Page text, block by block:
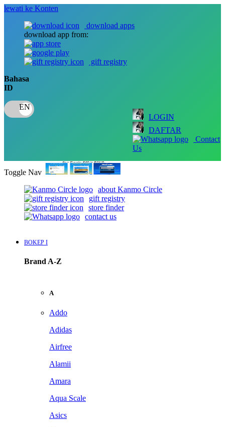
lewati ke Konten
download apps
download app from:
gift registry
Bahasa
ID
LOGIN
DAFTAR
Contact
Us
Toggle Nav
about Kanmo Circle
gift registry
store finder
contact us
BOKEP I
Brand A-Z
A
Addo
Adidas
Airfree
Alamii
Amara
Aqua Scale
Asics